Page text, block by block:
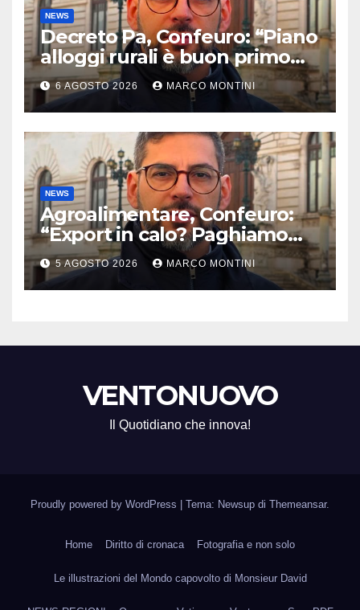
NEWS
Decreto Pa, Confeuro: “Piano
alloggi rurali è buon primo
passo ma da solo non basta”
6 AGOSTO 2026 MARCO MONTINI
NEWS
Agroalimentare, Confeuro:
“Export in calo? Paghiamo
prezzo accondiscendenza Ue
e Italia con Usa”
5 AGOSTO 2026 MARCO MONTINI
VENTONUOVO
Il Quotidiano che innova!
Proudly powered by WordPress Tema: Newsup di Themeansar.
Home Diritto di cronaca Fotografia e non solo
Le illustrazioni del Mondo capovolto di Monsieur David